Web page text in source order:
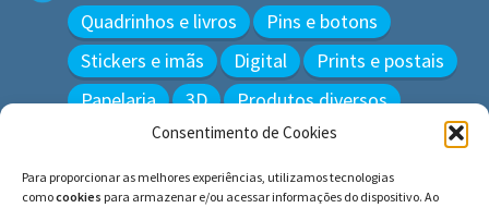
Consentimento de Cookies
Para proporcionar as melhores experiências, utilizamos tecnologias
comocookies para armazenar e/ou acessar informações do dispositivo. Ao
Quadrinhos e livros
Pins e botons
Stickers e imãs
Digital
Prints e postais
Papelaria
3D Produtos diversos
Pesquisar